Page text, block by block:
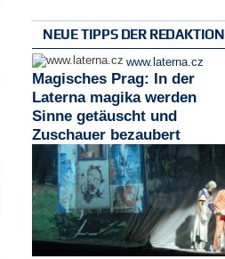
NEUE TIPPS DER REDAKTION
www.laterna.cz
Magisches Prag: In der
Laterna magika werden
Sinne getäuscht und
Zuschauer bezaubert